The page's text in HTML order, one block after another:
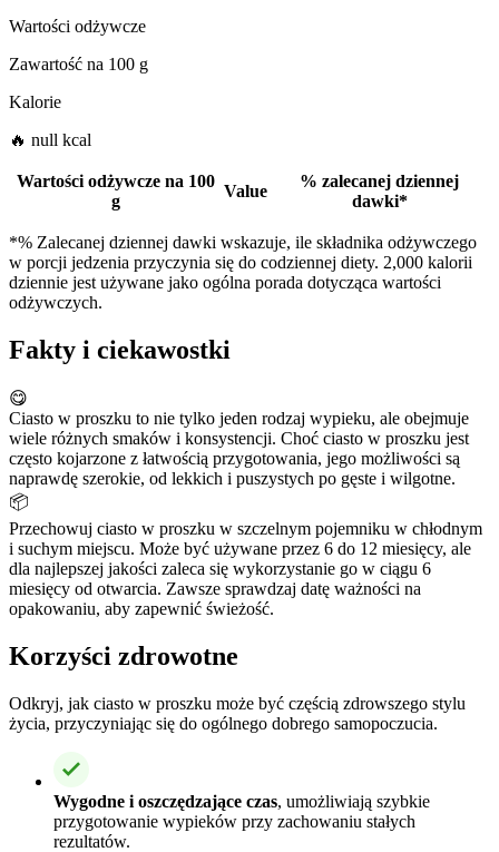
Wartości odżywcze
Zawartość na 100 g
Kalorie
🔥 null kcal
Wartości odżywcze na 100
g
Value
% zalecanej dziennej
dawki*
*% Zalecanej dziennej dawki wskazuje, ile składnika odżywczego
w porcji jedzenia przyczynia się do codziennej diety. 2,000 kalorii
dziennie jest używane jako ogólna porada dotycząca wartości
odżywczych.
Fakty i ciekawostki
😋
Ciasto w proszku to nie tylko jeden rodzaj wypieku, ale obejmuje
wiele różnych smaków i konsystencji. Choć ciasto w proszku jest
często kojarzone z łatwością przygotowania, jego możliwości są
naprawdę szerokie, od lekkich i puszystych po gęste i wilgotne.
📦
Przechowuj ciasto w proszku w szczelnym pojemniku w chłodnym
i suchym miejscu. Może być używane przez 6 do 12 miesięcy, ale
dla najlepszej jakości zaleca się wykorzystanie go w ciągu 6
miesięcy od otwarcia. Zawsze sprawdzaj datę ważności na
opakowaniu, aby zapewnić świeżość.
Korzyści zdrowotne
Odkryj, jak ciasto w proszku może być częścią zdrowszego stylu
życia, przyczyniając się do ogólnego dobrego samopoczucia.
Wygodne i oszczędzające czas, umożliwiają szybkie
przygotowanie wypieków przy zachowaniu stałych
rezultatów.